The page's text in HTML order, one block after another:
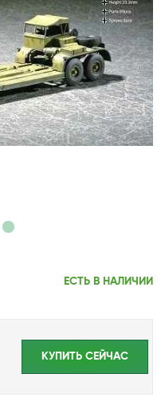
ЕСТЬ В НАЛИЧИИ
КУПИТЬ CЕЙЧАС